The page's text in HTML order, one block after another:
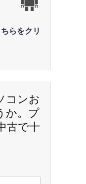
らをクリ
コンお
か。プ
古で十